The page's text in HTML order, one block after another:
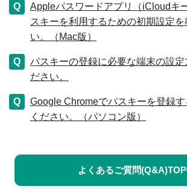
Appleパスワードアプリ（iCloudキ
スキーを利用するための初期設定を
い。（Mac版）
パスキーの登録に必要な端末の設定
ださい。
Google Chromeでパスキーを登録
ください。（パソコン版）
よくあるご質問